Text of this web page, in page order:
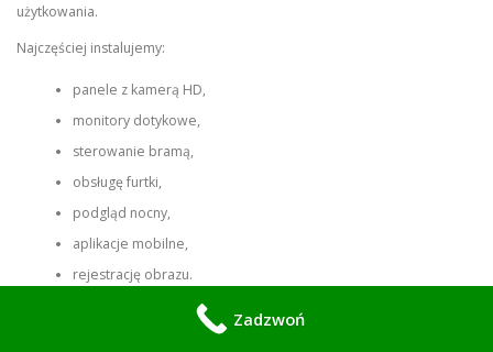
użytkowania.
Najczęściej instalujemy:
panele z kamerą HD,
monitory dotykowe,
sterowanie bramą,
obsługę furtki,
podgląd nocny,
aplikacje mobilne,
rejestrację obrazu.
Coraz większą popularnością cieszą się systemy umożliwiające
odbieranie połączeń na telefonie. Dzięki temu właściciel domu może
Zadzwoń